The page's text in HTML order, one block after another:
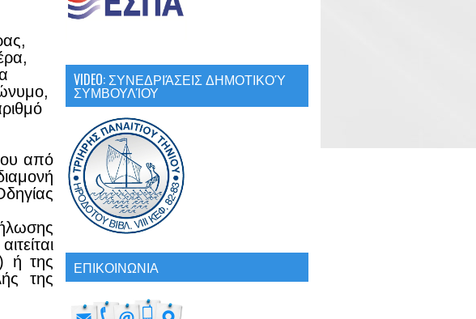
από
ή της
της
VIDEO: ΣΥΝΕΔΡΙΆΣΕΙΣ ΔΗΜΟΤΙΚΟΎ
ΣΥΜΒΟΥΛΊΟΥ
ΕΠΙΚΟΙΝΩΝΙΑ